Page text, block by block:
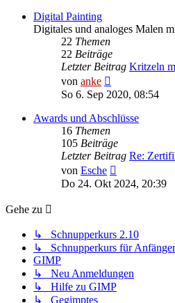
Digital Painting
Digitales und analoges Malen
22 Themen
22 Beiträge
Letzter Beitrag Kritzeln
von anke
Beitrag
So 6. Sep 2020, 08:54
Awards und Abschlüsse
16 Themen
105 Beiträge
Letzter Beitrag Re:
von Esche
Beitrag
Do 24. Okt 2024, 20:39
Gehe zu
↳ Schnupperkurs 2.10
↳ Schnupperkurs für
GIMP
↳ Neu Anmeldungen
↳ Hilfe zu GIMP
↳ Gegimptes